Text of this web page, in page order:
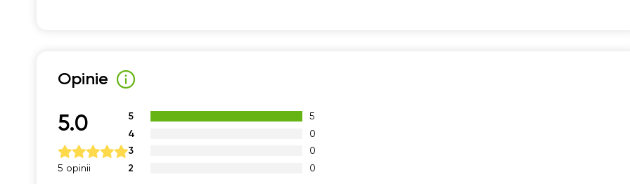
Opinie
5.0
5 opinii
5
5
4
0
3
0
2
0